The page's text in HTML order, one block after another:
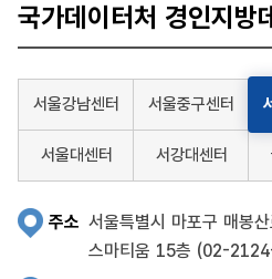
국가데이터처 경인지방
서울강남센터 서울중구센터
서울대센터 서강대센터
주소 서울특별시 마포구 매봉
스마티움 15층 (02-